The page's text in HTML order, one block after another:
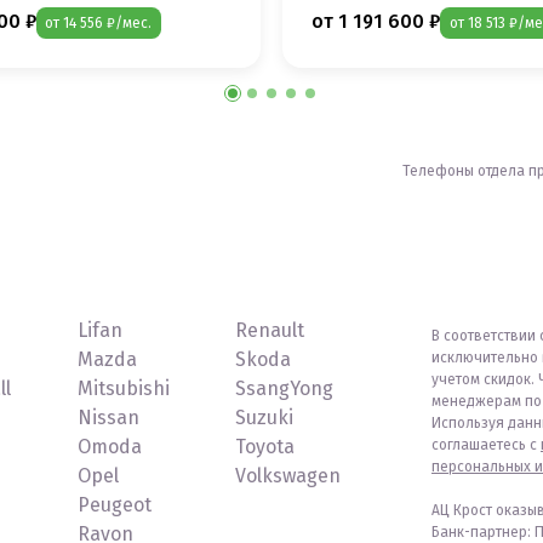
₽ от 14 556 ₽/мес. от 1 191 600 ₽ от 18 513 ₽/
Телефоны отдела
Lifan
Mazda
Mitsubishi
Nissan
Omoda
Opel
Peugeot
Ravon
Renault
Skoda
SsangYong
Suzuki
Toyota
Volkswagen
В
учетом скидок.
менеджерам
Используя
соглашаетесь с
персональных
АЦ Крост
Банк-партнер: